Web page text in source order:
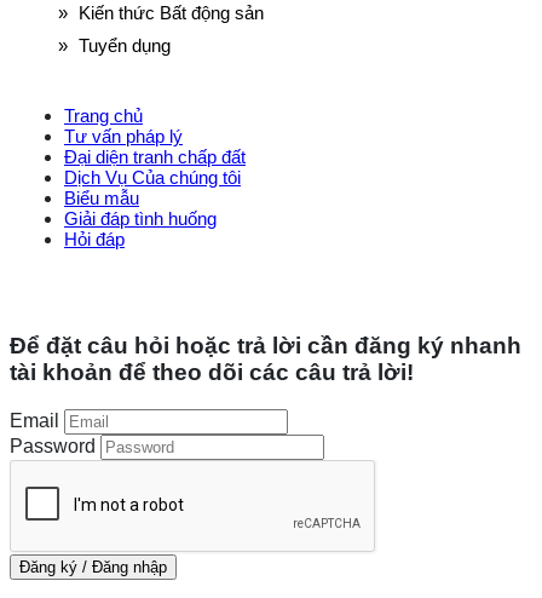
Kiến thức Bất động sản
Tuyển dụng
Trang chủ
Tư vấn pháp lý
Đại diện tranh chấp đất
Dịch Vụ Của chúng tôi
Biểu mẫu
Giải đáp tình huống
Hỏi đáp
Để đặt câu hỏi hoặc trả lời cần đăng ký nhanh
tài khoản để theo dõi các câu trả lời!
Email
Password
Đăng ký / Đăng nhập